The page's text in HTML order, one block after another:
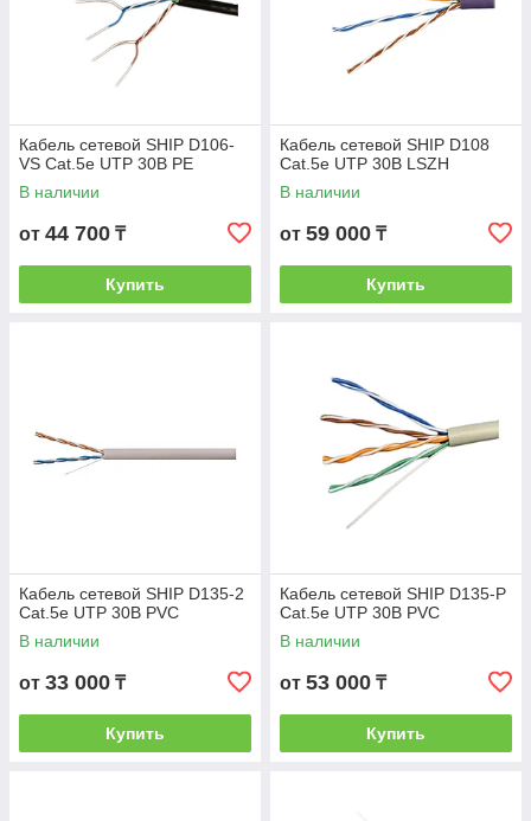
Кабель сетевой SHIP D106-
VS Cat.5e UTP 30В PE
В наличии
от 44 700 ₸
Купить
Кабель сетевой SHIP D108
Cat.5e UTP 30В LSZH
В наличии
от 59 000 ₸
Купить
Кабель сетевой SHIP D135-2
Cat.5е UTP 30В PVC
В наличии
от 33 000 ₸
Купить
Кабель сетевой SHIP D135-P
Cat.5e UTP 30В PVC
В наличии
от 53 000 ₸
Купить